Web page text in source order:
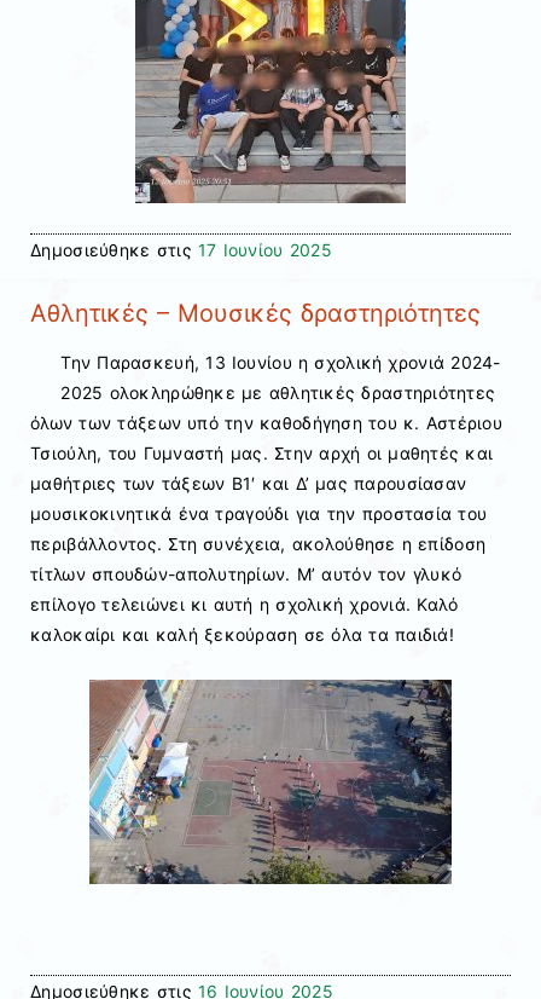
Δημοσιεύθηκε στις 17 Ιουνίου 2025
Αθλητικές – Μουσικές δραστηριότητες
Την Παρασκευή, 13 Ιουνίου η σχολική χρονιά 2024-
2025 ολοκληρώθηκε με αθλητικές δραστηριότητες
όλων των τάξεων υπό την καθοδήγηση του κ. Αστέριου
Τσιούλη, του Γυμναστή μας. Στην αρχή οι μαθητές και
μαθήτριες των τάξεων Β1′ και Δ’ μας παρουσίασαν
μουσικοκινητικά ένα τραγούδι για την προστασία του
περιβάλλοντος. Στη συνέχεια, ακολούθησε η επίδοση
τίτλων σπουδών-απολυτηρίων. Μ’ αυτόν τον γλυκό
επίλογο τελειώνει κι αυτή η σχολική χρονιά. Καλό
καλοκαίρι και καλή ξεκούραση σε όλα τα παιδιά!
Δημοσιεύθηκε στις 16 Ιουνίου 2025